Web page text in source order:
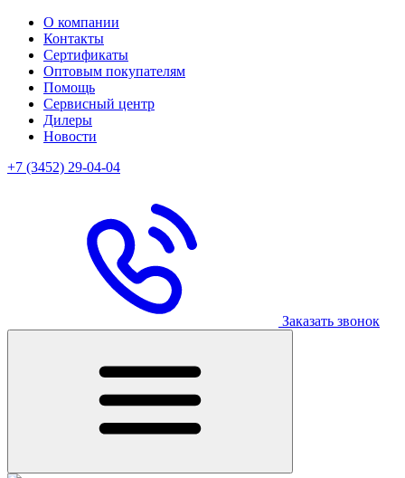
О компании
Контакты
Сертификаты
Оптовым покупателям
Помощь
Сервисный центр
Дилеры
Новости
+7 (3452) 29-04-04
Заказать звонок